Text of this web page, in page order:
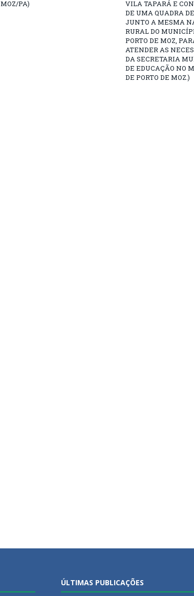
MOZ/PA)
VILA TAPARÁ E
DE UMA QUADRA
JUNTO A MESMA
RURAL DO
PORTO DE MOZ,
ATENDER AS
DA SECRETARIA
DE EDUCAÇÃO NO
DE PORTO DE MOZ.)
ÚLTIMAS PUBLICAÇÕES